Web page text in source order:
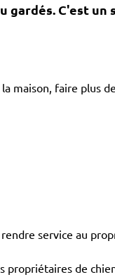
gardés. C'est un
maison, faire plus
service au
de